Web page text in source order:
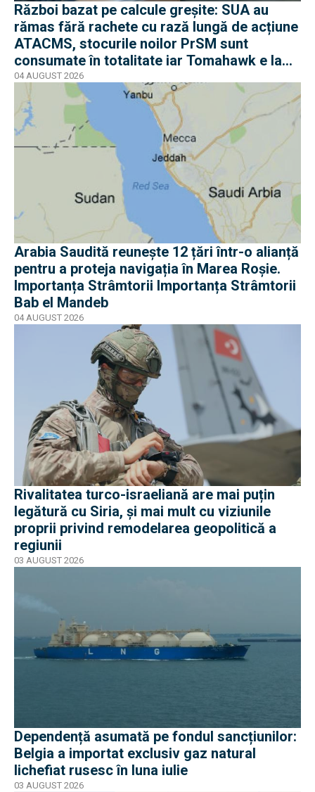
Război bazat pe calcule greșite: SUA au
rămas fără rachete cu rază lungă de acțiune
ATACMS, stocurile noilor PrSM sunt
consumate în totalitate iar Tomahawk e la
jumătate
04 AUGUST 2026
Arabia Saudită reunește 12 țări într-o alianță
pentru a proteja navigația în Marea Roșie.
Importanța Strâmtorii Importanța Strâmtorii
Bab el Mandeb
04 AUGUST 2026
Rivalitatea turco-israeliană are mai puțin
legătură cu Siria, și mai mult cu viziunile
proprii privind remodelarea geopolitică a
regiunii
03 AUGUST 2026
Dependență asumată pe fondul sancțiunilor:
Belgia a importat exclusiv gaz natural
lichefiat rusesc în luna iulie
03 AUGUST 2026